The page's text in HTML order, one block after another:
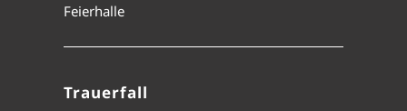
Feierhalle
Trauerfall